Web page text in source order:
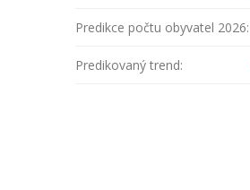
Predikce počtu obyvatel 2026:
Predikovaný trend: